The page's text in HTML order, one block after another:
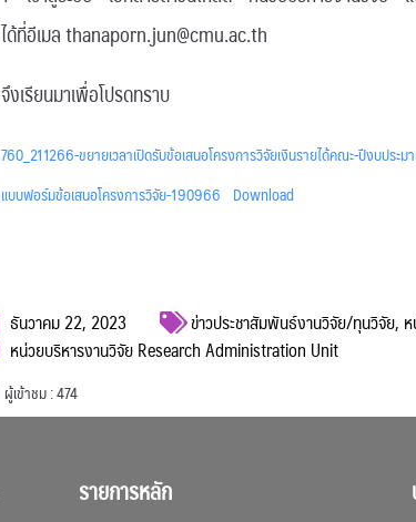
ได้ที่อีเมล thanaporn.jun@cmu.ac.th
จึงเรียนมาเพื่อโปรดทราบ
760_211266-ขยายเวลาเปิดรับข้อเสนอโครงการวิจัยเงินรายได้คณะ-ปีงบปร
แบบฟอร์มข้อเสนอโครงการวิจัย-190966 Download
ธันวาคม 22, 2023 ข่าวประชาสัมพันธ์งานวิจัย/ทุนวิจัย,
หน่วยบริหารงานวิจัย Research Administration Unit
ผู้เข้าชม :474
รายการหลัก